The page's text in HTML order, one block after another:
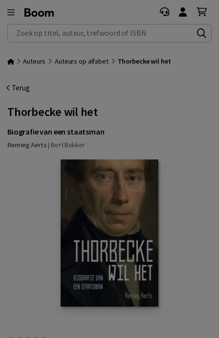
Zoek op titel, auteur, trefwoord of ISBN
Auteurs Auteurs op alfabet Thorbecke wil het
Terug
Thorbecke wil het
Biografie van een staatsman
Remieg Aerts | Bert Bakker